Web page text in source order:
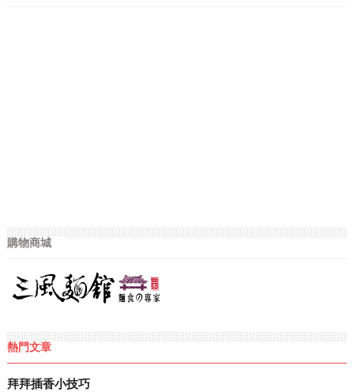
購物商城
熱門文章
拜拜插香小技巧